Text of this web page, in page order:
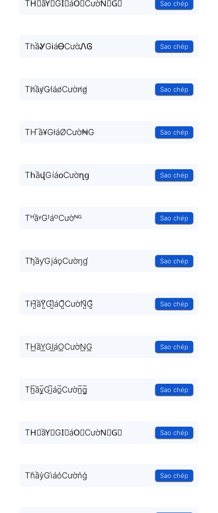
TH⃒ầY⃒GI⃒áO⃒CườN⃒G⃒ Sao chép
ThầᎽGᎥáᎾCườᏁᎶ Sao chép
Th̸ầy̸Gi̸áo̸Cườn̸g̸ Sao chép
TҤầ¥GłáØCườ₦G Sao chép
TհầվGíáօCườղց Sao chép
TᴴầᵞGᴵáᴼCườᴺᴳ Sao chép
TђầƴGįáǫCườŋɠ Sao chép
TH̺͆ầY̺͆GI̺͆áO̺͆CườN̺͆G̺͆ Sao chép
TH͟ầY͟GI͟áO͟CườN͟G͟ Sao chép
Th̲̅ầy̲̅Gi̲̅áo̲̅Cườn̲̅g̲̅ Sao chép
TH⃣ầY⃣GI⃣áO⃣CườN⃣G⃣ Sao chép
Th̾ầy̾Gi̾áo̾Cườn̾g̾ Sao chép